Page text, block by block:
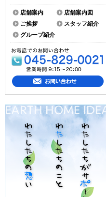
店舗案内
店舗案内図
ご挨拶
スタッフ紹介
グループ紹介